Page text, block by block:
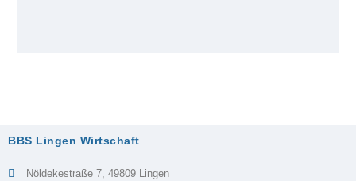
BBS Lingen Wirtschaft
Nöldekestraße 7, 49809 Lingen